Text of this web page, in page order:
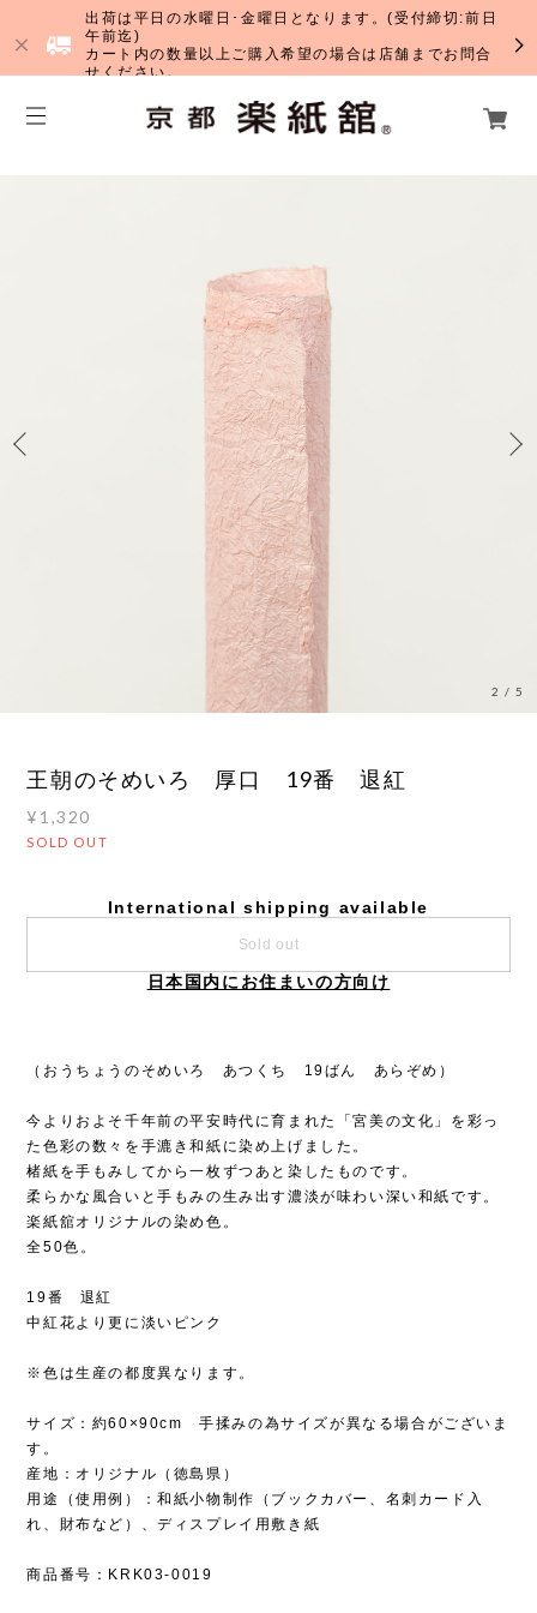
出荷は平日の水曜日･金曜日となります。(受付締切:前日
午前迄)
カート内の数量以上ご購入希望の場合は店舗までお問合
せください。
2 /5
王朝のそめいろ 厚口 19番 退紅
¥1,320
SOLD OUT
International shipping available
Sold out
日本国内にお住まいの方向け
（おうちょうのそめいろ あつくち 19ばん あらぞめ）
今よりおよそ千年前の平安時代に育まれた「宮美の文化」を彩っ
た色彩の数々を手漉き和紙に染め上げました。
楮紙を手もみしてから一枚ずつあと染したものです。
柔らかな風合いと手もみの生み出す濃淡が味わい深い和紙です。
楽紙舘オリジナルの染め色。
全50色。
19番 退紅
中紅花より更に淡いピンク
※色は生産の都度異なります。
サイズ：約60×90cm 手揉みの為サイズが異なる場合がございま
す。
産地：オリジナル（徳島県）
用途（使用例）：和紙小物制作（ブックカバー、名刺カード入
れ、財布など）、ディスプレイ用敷き紙
商品番号：KRK03-0019